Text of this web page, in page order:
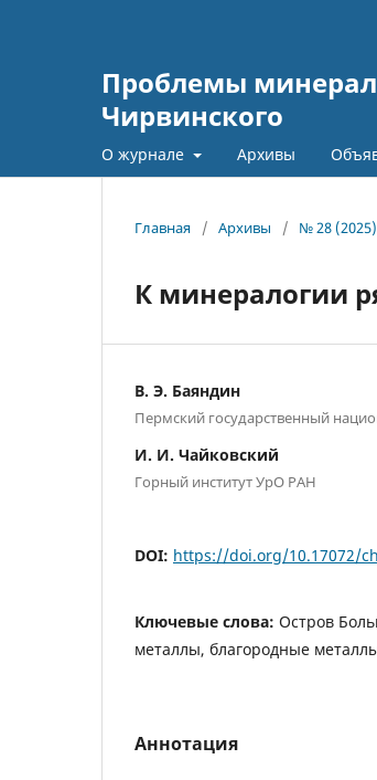
Проблемы
Чирвинского
О журнале Архивы
Главная / Архивы / № 28
К минералогии
В. Э. Баяндин
Пермский государственный
И. И. Чайковский
Горный институт УрО РАН
DOI: https://doi.org/10.17072/
Ключевые слова: Остров
металлы, благородные
Аннотация